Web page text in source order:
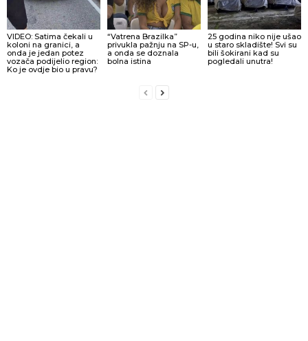
VIDEO: Satima čekali u
koloni na granici, a
onda je jedan potez
vozača podijelio region:
Ko je ovdje bio u pravu?
“Vatrena Brazilka”
privukla pažnju na SP-u,
a onda se doznala
bolna istina
25 godina niko nije ušao
u staro skladište! Svi su
bili šokirani kad su
pogledali unutra!